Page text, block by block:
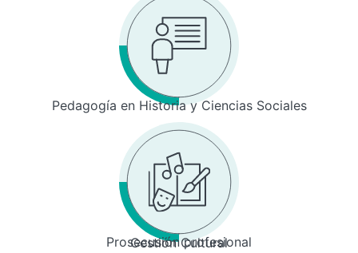
Pedagogía en Historia y Ciencias Sociales
Prosecusión profesional
Gestión Cultural